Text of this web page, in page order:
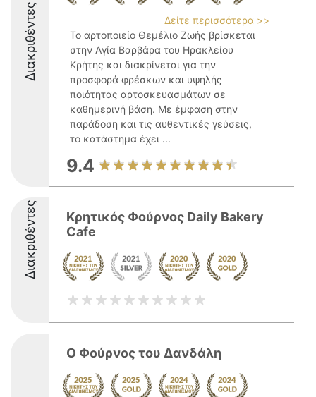
Διακριθέντες
Δείτε περισσότερα >>
Το αρτοποιείο Θεμέλιο Ζωής βρίσκεται
στην Αγία Βαρβάρα του Ηρακλείου
Κρήτης και διακρίνεται για την
προσφορά φρέσκων και υψηλής
ποιότητας αρτοσκευασμάτων σε
καθημερινή βάση. Με έμφαση στην
παράδοση και τις αυθεντικές γεύσεις,
το κατάστημα έχει ...
9.4
Διακριθέντες
Κρητικός Φούρνος Daily Bakery
Cafe
Ο Φούρνος του Δανδάλη